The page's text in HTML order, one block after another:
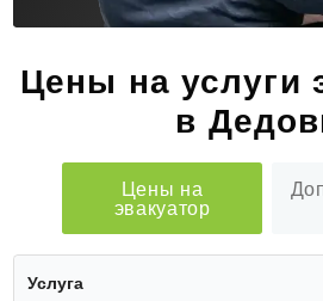
Цены на услуги
в
Цены на
эвакуатор
Услуга